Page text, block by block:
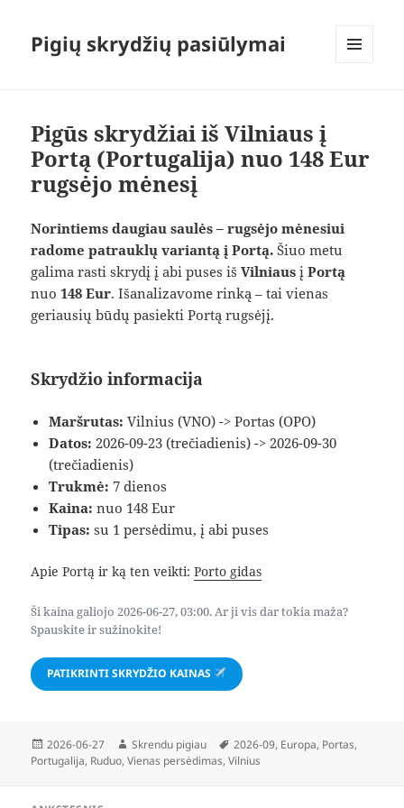
Pigių skrydžių pasiūlymai
Pigūs skrydžiai iš Vilniaus į
Portą (Portugalija) nuo 148 Eur
rugsėjo mėnesį
Norintiems daugiau saulės – rugsėjo mėnesiui
radome patrauklų variantą į Portą. Šiuo metu
galima rasti skrydį į abi puses išVilniaus įPortą
nuo148 Eur. Išanalizavome rinką – tai vienas
geriausių būdų pasiekti Portą rugsėjį.
Skrydžio informacija
Maršrutas: Vilnius (VNO) -> Portas (OPO)
Datos: 2026-09-23 (trečiadienis) -> 2026-09-30
(trečiadienis)
Trukmė: 7 dienos
Kaina: nuo 148 Eur
Tipas: su 1 persėdimu, į abi puses
Apie Portą ir ką ten veikti:Porto gidas
Ši kaina galiojo 2026-06-27, 03:00. Ar ji vis dar tokia maža?
Spauskite ir sužinokite!
PATIKRINTI SKRYDŽIO KAINAS
Paskelbta
2026-06-27 Autorius
Skrendu pigiau Žymos
2026-09, Europa, Portas,
Portugalija, Ruduo,Vienas persėdimas,Vilnius